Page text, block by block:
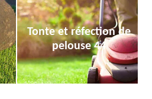
Tonte et réfection de
pelouse 44